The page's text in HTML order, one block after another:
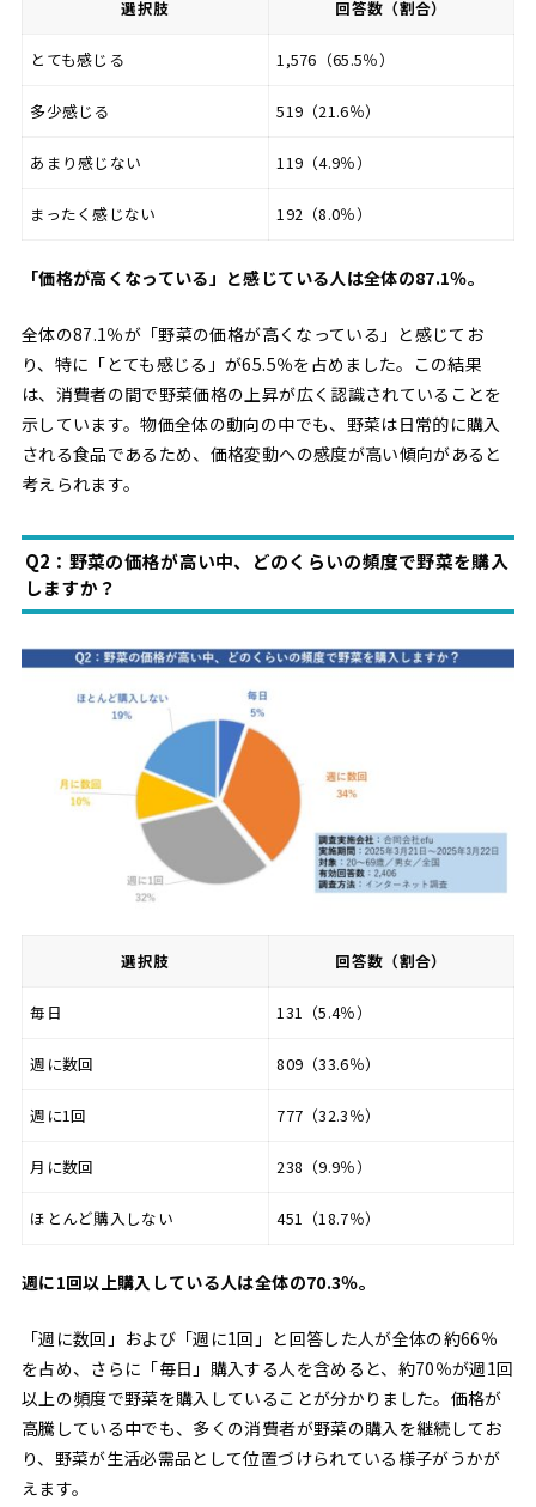
選択肢 回答数（割合）
とても感じる 1,576（65.5％）
多少感じる 519（21.6％）
あまり感じない 119（4.9％）
まったく感じない 192（8.0％）
「価格が高くなっている」と感じている人は全体の87.1％。
全体の87.1％が「野菜の価格が高くなっている」と感じてお
り、特に「とても感じる」が65.5％を占めました。この結果
は、消費者の間で野菜価格の上昇が広く認識されていることを
示しています。物価全体の動向の中でも、野菜は日常的に購入
される食品であるため、価格変動への感度が高い傾向があると
考えられます。
Q2：野菜の価格が高い中、どのくらいの頻度で野菜を購入
しますか？
選択肢 回答数（割合）
毎日 131（5.4％）
週に数回 809（33.6％）
週に1回 777（32.3％）
月に数回 238（9.9％）
ほとんど購入しない 451（18.7％）
週に1回以上購入している人は全体の70.3％。
「週に数回」および「週に1回」と回答した人が全体の約66％
を占め、さらに「毎日」購入する人を含めると、約70％が週1回
以上の頻度で野菜を購入していることが分かりました。価格が
高騰している中でも、多くの消費者が野菜の購入を継続してお
り、野菜が生活必需品として位置づけられている様子がうかが
えます。